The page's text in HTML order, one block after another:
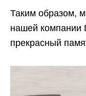
Таким образом,
нашей компании
прекрасный